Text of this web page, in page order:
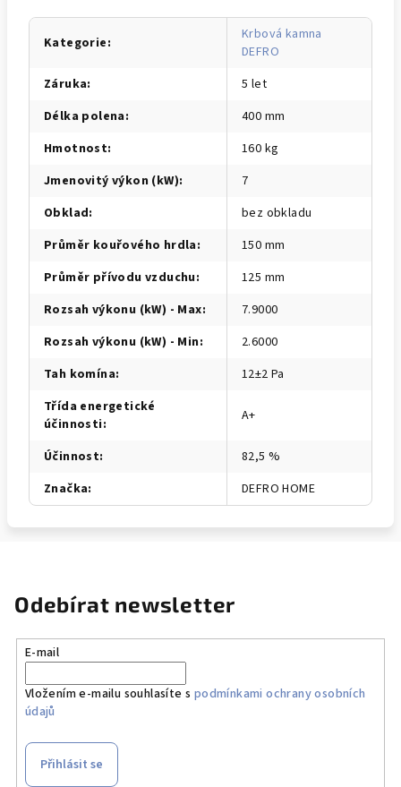
Kategorie:
Krbová kamna
DEFRO
Záruka:
5 let
Délka polena:
400 mm
Hmotnost:
160 kg
Jmenovitý výkon (kW):
7
Obklad:
bez obkladu
Průměr kouřového hrdla:
150 mm
Průměr přívodu vzduchu:
125 mm
Rozsah výkonu (kW) - Max:
7.9000
Rozsah výkonu (kW) - Min:
2.6000
Tah komína:
12±2 Pa
Třída energetické
účinnosti: A+
Účinnost:
82,5 %
Značka: DEFRO HOME
Odebírat newsletter
E-mail
Vložením e-mailu souhlasíte s podmínkami ochrany osobních
údajů
Přihlásit se